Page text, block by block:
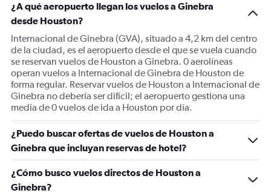
Y
axis
displaying
values.
Range:
0
to
1500.
¿A qué aeropuerto llegan los vuelos a Ginebra
desde Houston?
Internacional de Ginebra (GVA), situado a 4,2 km del centro
de la ciudad, es el aeropuerto desde el que se vuela cuando
se reservan vuelos de Houston a Ginebra. 0 aerolíneas
operan vuelos a Internacional de Ginebra de Houston de
forma regular. Reservar vuelos de Houston a Internacional de
Ginebra no debería ser difícil; el aeropuerto gestiona una
media de 0 vuelos de ida a Houston por día.
¿Puedo buscar ofertas de vuelos de Houston a
Ginebra que incluyan reservas de hotel?
¿Cómo busco vuelos directos de Houston a
Ginebra?